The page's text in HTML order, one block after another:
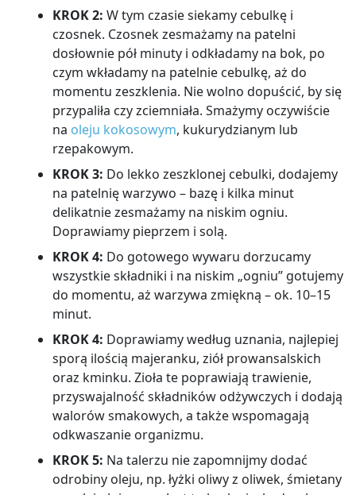
KROK 2: W tym czasie siekamy cebulkę i
czosnek. Czosnek zesmażamy na patelni
dosłownie pół minuty i odkładamy na bok, po
czym wkładamy na patelnie cebulkę, aż do
momentu zeszklenia. Nie wolno dopuścić, by się
przypaliła czy zciemniała. Smażymy oczywiście
na oleju kokosowym, kukurydzianym lub
rzepakowym.
KROK 3: Do lekko zeszklonej cebulki, dodajemy
na patelnię warzywo – bazę i kilka minut
delikatnie zesmażamy na niskim ogniu.
Doprawiamy pieprzem i solą.
KROK 4: Do gotowego wywaru dorzucamy
wszystkie składniki i na niskim „ogniu” gotujemy
do momentu, aż warzywa zmiękną – ok. 10–15
minut.
KROK 4: Doprawiamy według uznania, najlepiej
sporą ilością majeranku, ziół prowansalskich
oraz kminku. Zioła te poprawiają trawienie,
przyswajalność składników odżywczych i dodają
walorów smakowych, a także wspomagają
odkwaszanie organizmu.
KROK 5: Na talerzu nie zapomnijmy dodać
odrobiny oleju, np. łyżki oliwy z oliwek, śmietany